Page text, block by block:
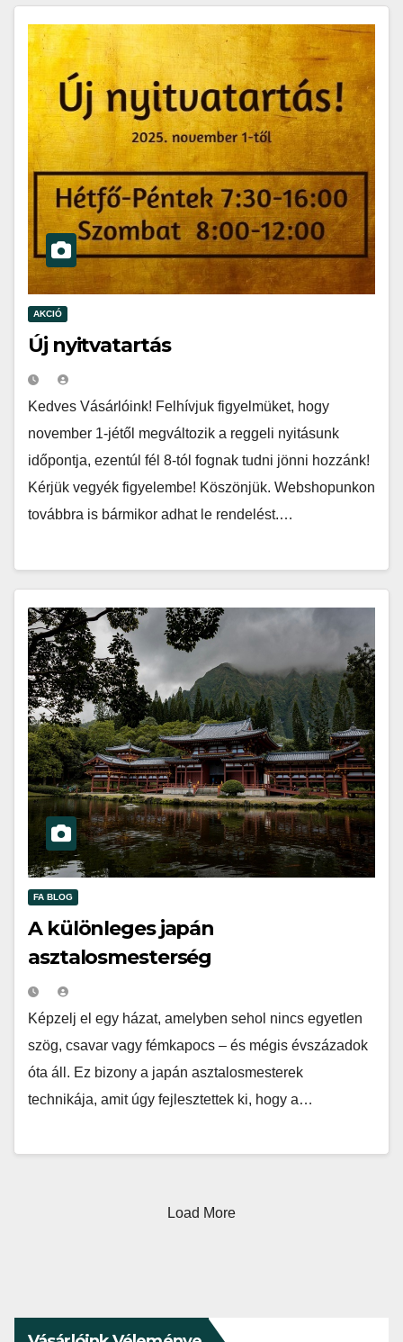
AKCIÓ
Új nyitvatartás
Kedves Vásárlóink! Felhívjuk figyelmüket, hogy
november 1-jétől megváltozik a reggeli nyitásunk
időpontja, ezentúl fél 8-tól fognak tudni jönni hozzánk!
Kérjük vegyék figyelembe! Köszönjük. Webshopunkon
továbbra is bármikor adhat le rendelést.…
FA BLOG
A különleges japán
asztalosmesterség
Képzelj el egy házat, amelyben sehol nincs egyetlen
szög, csavar vagy fémkapocs – és mégis évszázadok
óta áll. Ez bizony a japán asztalosmesterek
technikája, amit úgy fejlesztettek ki, hogy a…
Load More